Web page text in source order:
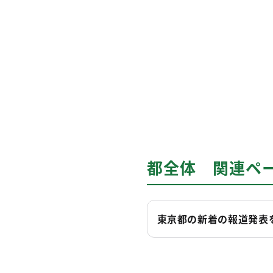
都全体 関連ペ
東京都の新着の報道発表